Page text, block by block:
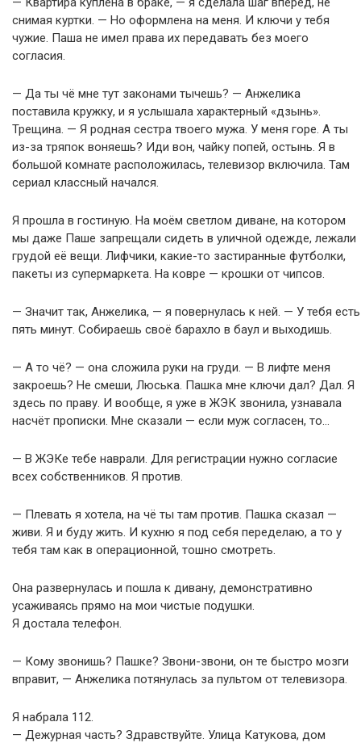
снимая куртки. — Но оформлена на меня. И ключи у тебя
чужие. Паша не имел права их передавать без моего
согласия.
— Да ты чё мне тут законами тычешь? — Анжелика
поставила кружку, и я услышала характерный «дзынь».
Трещина. — Я родная сестра твоего мужа. У меня горе. А ты
из-за тряпок воняешь? Иди вон, чайку попей, остынь. Я в
большой комнате расположилась, телевизор включила. Там
сериал классный начался.
Я прошла в гостиную. На моём светлом диване, на котором
мы даже Паше запрещали сидеть в уличной одежде, лежали
грудой её вещи. Лифчики, какие-то застиранные футболки,
пакеты из супермаркета. На ковре — крошки от чипсов.
— Значит так, Анжелика, — я повернулась к ней. — У тебя есть
пять минут. Собираешь своё барахло в баул и выходишь.
— А то чё? — она сложила руки на груди. — В лифте меня
закроешь? Не смеши, Люська. Пашка мне ключи дал? Дал. Я
здесь по праву. И вообще, я уже в ЖЭК звонила, узнавала
насчёт прописки. Мне сказали — если муж согласен, то…
— В ЖЭКе тебе наврали. Для регистрации нужно согласие
всех собственников. Я против.
— Плевать я хотела, на чё ты там против. Пашка сказал —
живи. Я и буду жить. И кухню я под себя переделаю, а то у
тебя там как в операционной, тошно смотреть.
Она развернулась и пошла к дивану, демонстративно
усаживаясь прямо на мои чистые подушки.
Я достала телефон.
— Кому звонишь? Пашке? Звони-звони, он те быстро мозги
вправит, — Анжелика потянулась за пультом от телевизора.
Я набрала 112.
— Дежурная часть? Здравствуйте. Улица Катукова, дом